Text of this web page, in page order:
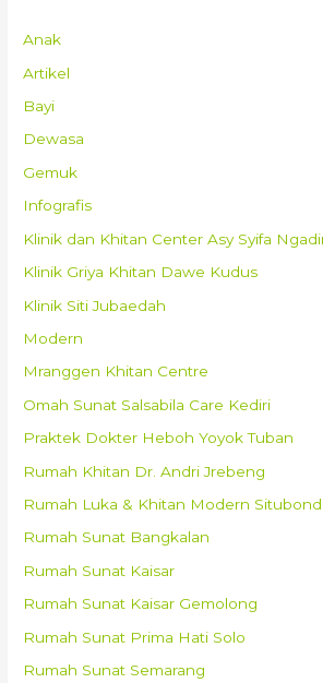
Anak
Artikel
Bayi
Dewasa
Gemuk
Infografis
Klinik dan Khitan Center Asy Syifa
Klinik Griya Khitan Dawe Kudus
Klinik Siti Jubaedah
Modern
Mranggen Khitan Centre
Omah Sunat Salsabila Care Kediri
Praktek Dokter Heboh Yoyok Tuban
Rumah Khitan Dr. Andri Jrebeng
Rumah Luka & Khitan Modern
Rumah Sunat Bangkalan
Rumah Sunat Kaisar
Rumah Sunat Kaisar Gemolong
Rumah Sunat Prima Hati Solo
Rumah Sunat Semarang